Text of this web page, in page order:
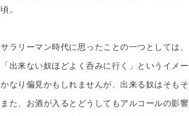
頃。
サラリーマン時代に思ったことの一つとしては、
「出来ない奴ほどよく呑みに行く」というイメー
かなり偏見かもしれませんが、出来る奴はそもそ
また、お酒が入るとどうしてもアルコールの影